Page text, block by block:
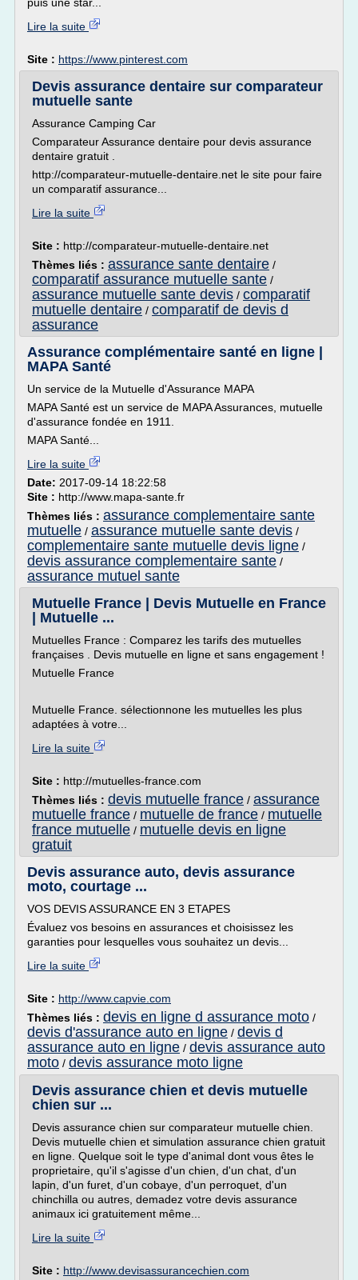
Lire la suite
Site : https://www.pinterest.com
Devis assurance dentaire sur comparateur
mutuelle sante
Assurance Camping Car
Comparateur Assurance dentaire pour devis assurance
dentaire gratuit .
http://comparateur-mutuelle-dentaire.net le site pour faire
un comparatif assurance...
Lire la suite
Site : http://comparateur-mutuelle-dentaire.net
Thèmes liés : assurance sante dentaire /
comparatif assurance mutuelle sante /
assurance mutuelle sante devis / comparatif
mutuelle dentaire / comparatif de devis d
assurance
Assurance complémentaire santé en ligne |
MAPA Santé
Un service de la Mutuelle d'Assurance MAPA
MAPA Santé est un service de MAPA Assurances, mutuelle
d'assurance fondée en 1911.
MAPA Santé...
Lire la suite
Date: 2017-09-14 18:22:58
Site : http://www.mapa-sante.fr
Thèmes liés : assurance complementaire sante
mutuelle / assurance mutuelle sante devis /
complementaire sante mutuelle devis ligne /
devis assurance complementaire sante /
assurance mutuel sante
Mutuelle France | Devis Mutuelle en France
| Mutuelle ...
Mutuelles France : Comparez les tarifs des mutuelles
françaises . Devis mutuelle en ligne et sans engagement !
Mutuelle France
Mutuelle France. sélectionnone les mutuelles les plus
adaptées à votre...
Lire la suite
Site : http://mutuelles-france.com
Thèmes liés : devis mutuelle france / assurance
mutuelle france / mutuelle de france / mutuelle
france mutuelle / mutuelle devis en ligne
gratuit
Devis assurance auto, devis assurance
moto, courtage ...
VOS DEVIS ASSURANCE EN 3 ETAPES
Évaluez vos besoins en assurances et choisissez les
garanties pour lesquelles vous souhaitez un devis...
Lire la suite
Site : http://www.capvie.com
Thèmes liés : devis en ligne d assurance moto /
devis d'assurance auto en ligne / devis d
assurance auto en ligne / devis assurance auto
moto / devis assurance moto ligne
Devis assurance chien et devis mutuelle
chien sur ...
Devis assurance chien sur comparateur mutuelle chien.
Devis mutuelle chien et simulation assurance chien gratuit
en ligne. Quelque soit le type d'animal dont vous êtes le
proprietaire, qu'il s'agisse d'un chien, d'un chat, d'un
lapin, d'un furet, d'un cobaye, d'un perroquet, d'un
chinchilla ou autres, demadez votre devis assurance
animaux ici gratuitement même...
Lire la suite
Site : http://www.devisassurancechien.com